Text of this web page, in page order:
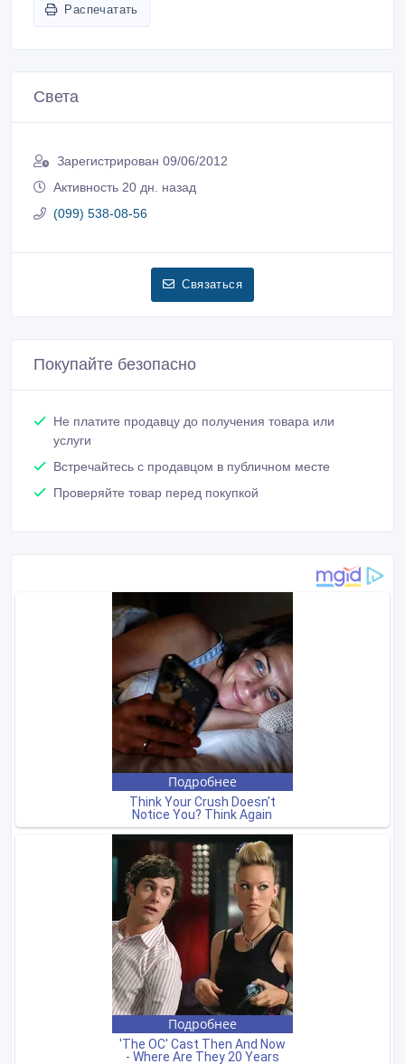
Распечатать
Света
Зарегистрирован 09/06/2012
Активность 20 дн. назад
(099) 538-08-56
Связаться
Покупайте безопасно
Не платите продавцу до получения товара или
услуги
Встречайтесь с продавцом в публичном месте
Проверяйте товар перед покупкой